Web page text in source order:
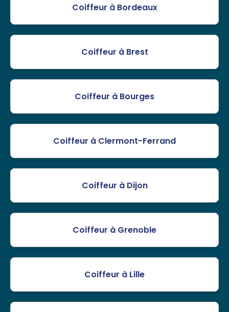
Coiffeur à Bordeaux
Coiffeur à Brest
Coiffeur à Bourges
Coiffeur à Clermont-Ferrand
Coiffeur à Dijon
Coiffeur à Grenoble
Coiffeur à Lille